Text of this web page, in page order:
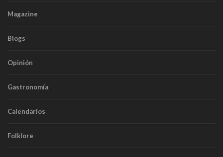
Magazine
Blogs
Opinión
Gastronomía
Calendarios
Folklore